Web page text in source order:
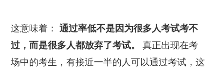
这意味着：
通过率低不是因为很多人考试考不
过，而是很多人都放弃了考试。
真正出现在考
场中的考生，有接近一半的人可以通过考试，这